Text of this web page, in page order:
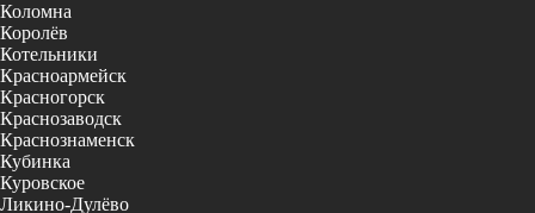
Коломна
Королёв
Котельники
Красноармейск
Красногорск
Краснозаводск
Краснознаменск
Кубинка
Куровское
Ликино-Дулёво